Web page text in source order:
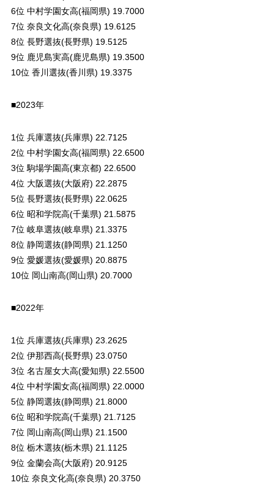
6位 中村学園女高(福岡県) 19.7000
7位 奈良文化高(奈良県) 19.6125
8位 長野選抜(長野県) 19.5125
9位 鹿児島実高(鹿児島県) 19.3500
10位 香川選抜(香川県) 19.3375
■2023年
1位 兵庫選抜(兵庫県) 22.7125
2位 中村学園女高(福岡県) 22.6500
3位 駒場学園高(東京都) 22.6500
4位 大阪選抜(大阪府) 22.2875
5位 長野選抜(長野県) 22.0625
6位 昭和学院高(千葉県) 21.5875
7位 岐阜選抜(岐阜県) 21.3375
8位 静岡選抜(静岡県) 21.1250
9位 愛媛選抜(愛媛県) 20.8875
10位 岡山南高(岡山県) 20.7000
■2022年
1位 兵庫選抜(兵庫県) 23.2625
2位 伊那西高(長野県) 23.0750
3位 名古屋女大高(愛知県) 22.5500
4位 中村学園女高(福岡県) 22.0000
5位 静岡選抜(静岡県) 21.8000
6位 昭和学院高(千葉県) 21.7125
7位 岡山南高(岡山県) 21.1500
8位 栃木選抜(栃木県) 21.1125
9位 金蘭会高(大阪府) 20.9125
10位 奈良文化高(奈良県) 20.3750